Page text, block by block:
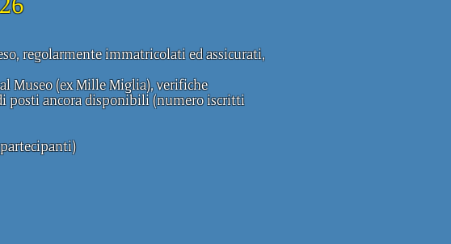
regolarmente immatricolati ed assicurati,
(ex Mille Miglia), verifiche
posti ancora disponibili (numero iscritti